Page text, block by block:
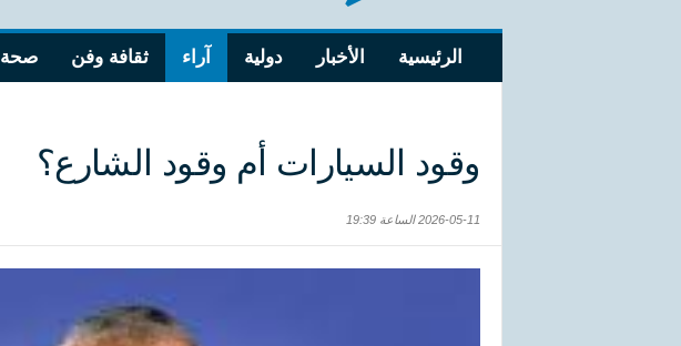
الرئيسية الأخبار دولية آراء ثقافة وفن صحة
وقود السيارات أم وقود الشارع؟
2026-05-11 الساعة 19:39